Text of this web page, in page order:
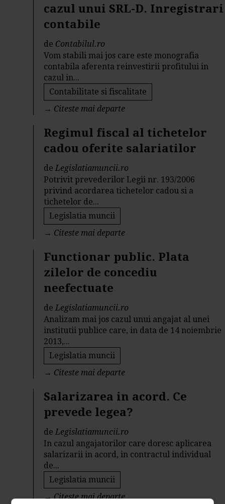
cazul unui SRL-D. Inregistrari
contabile
de Contabilul.ro
Vom stabili mai jos care este monografia
contabila aferenta reinvestirii profitului in
cazul in...
Contabilitate si fiscalitate
→ Citeste mai departe
Regimul fiscal al tichetelor
cadou oferite salariatilor
deLegislatiamuncii.ro
Potrivit prevederilor Legii nr. 193/2006
privind acordarea tichetelor cadou si a
tichetelor de...
Legislatia muncii
→ Citeste mai departe
Functionar public. Plata
zilelor de concediu
neefectuate
deLegislatiamuncii.ro
Analizam mai jos cazul unui angajat al unei
institutii publice care, in data de 14 noiembrie
2013,...
Legislatia muncii
→ Citeste mai departe
Salarizarea in acord. Ce
prevede legea?
deLegislatiamuncii.ro
In cazul angajatorilor care doresc aplicarea
salarizarii in acord, in contractul individual
de...
Legislatia muncii
→Citeste mai departe